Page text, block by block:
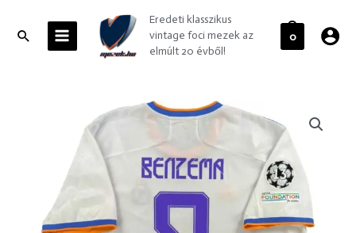
contentSearchMENU
Eredeti klasszikus
vintage foci mezek az
elmúlt 20 évből!
0